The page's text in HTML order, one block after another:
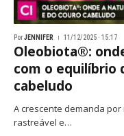
PorJENNIFER 11/12/2025 · 15:17
Oleobiota®:
com o equilíbrio
cabeludo
A crescente demanda
rastreável e…